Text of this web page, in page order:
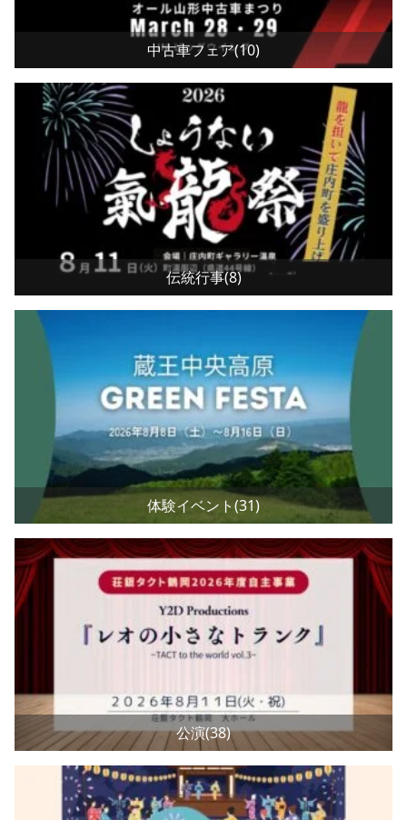
中古車フェア(10)
伝統行事(8)
体験イベント(31)
公演(38)